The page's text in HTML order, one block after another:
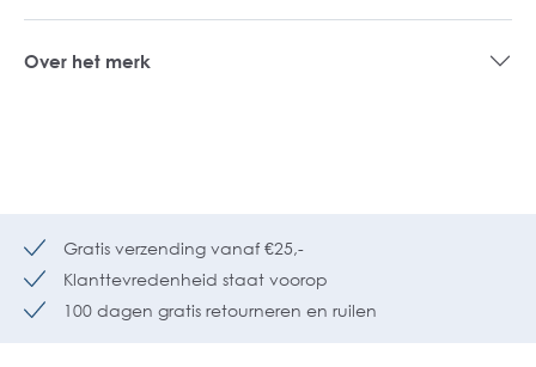
Over het merk
Gratis verzending vanaf €25,-
Klanttevredenheid staat voorop
100 dagen gratis retourneren en ruilen